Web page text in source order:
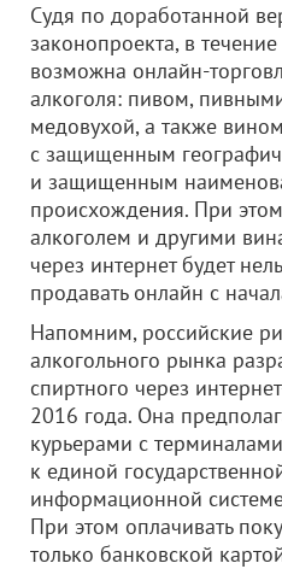
Судя по доработанной
законопроекта, в
возможна онлайн-
алкоголя: пивом,
медовухой, а также
с защищенным
и защищенным
происхождения. При
алкоголем и другими
через интернет будет
продавать онлайн с
Напомним, российские
алкогольного рынка
спиртного через
2016 года. Она
курьерами с
к единой
информационной
При этом оплачивать
только банковской